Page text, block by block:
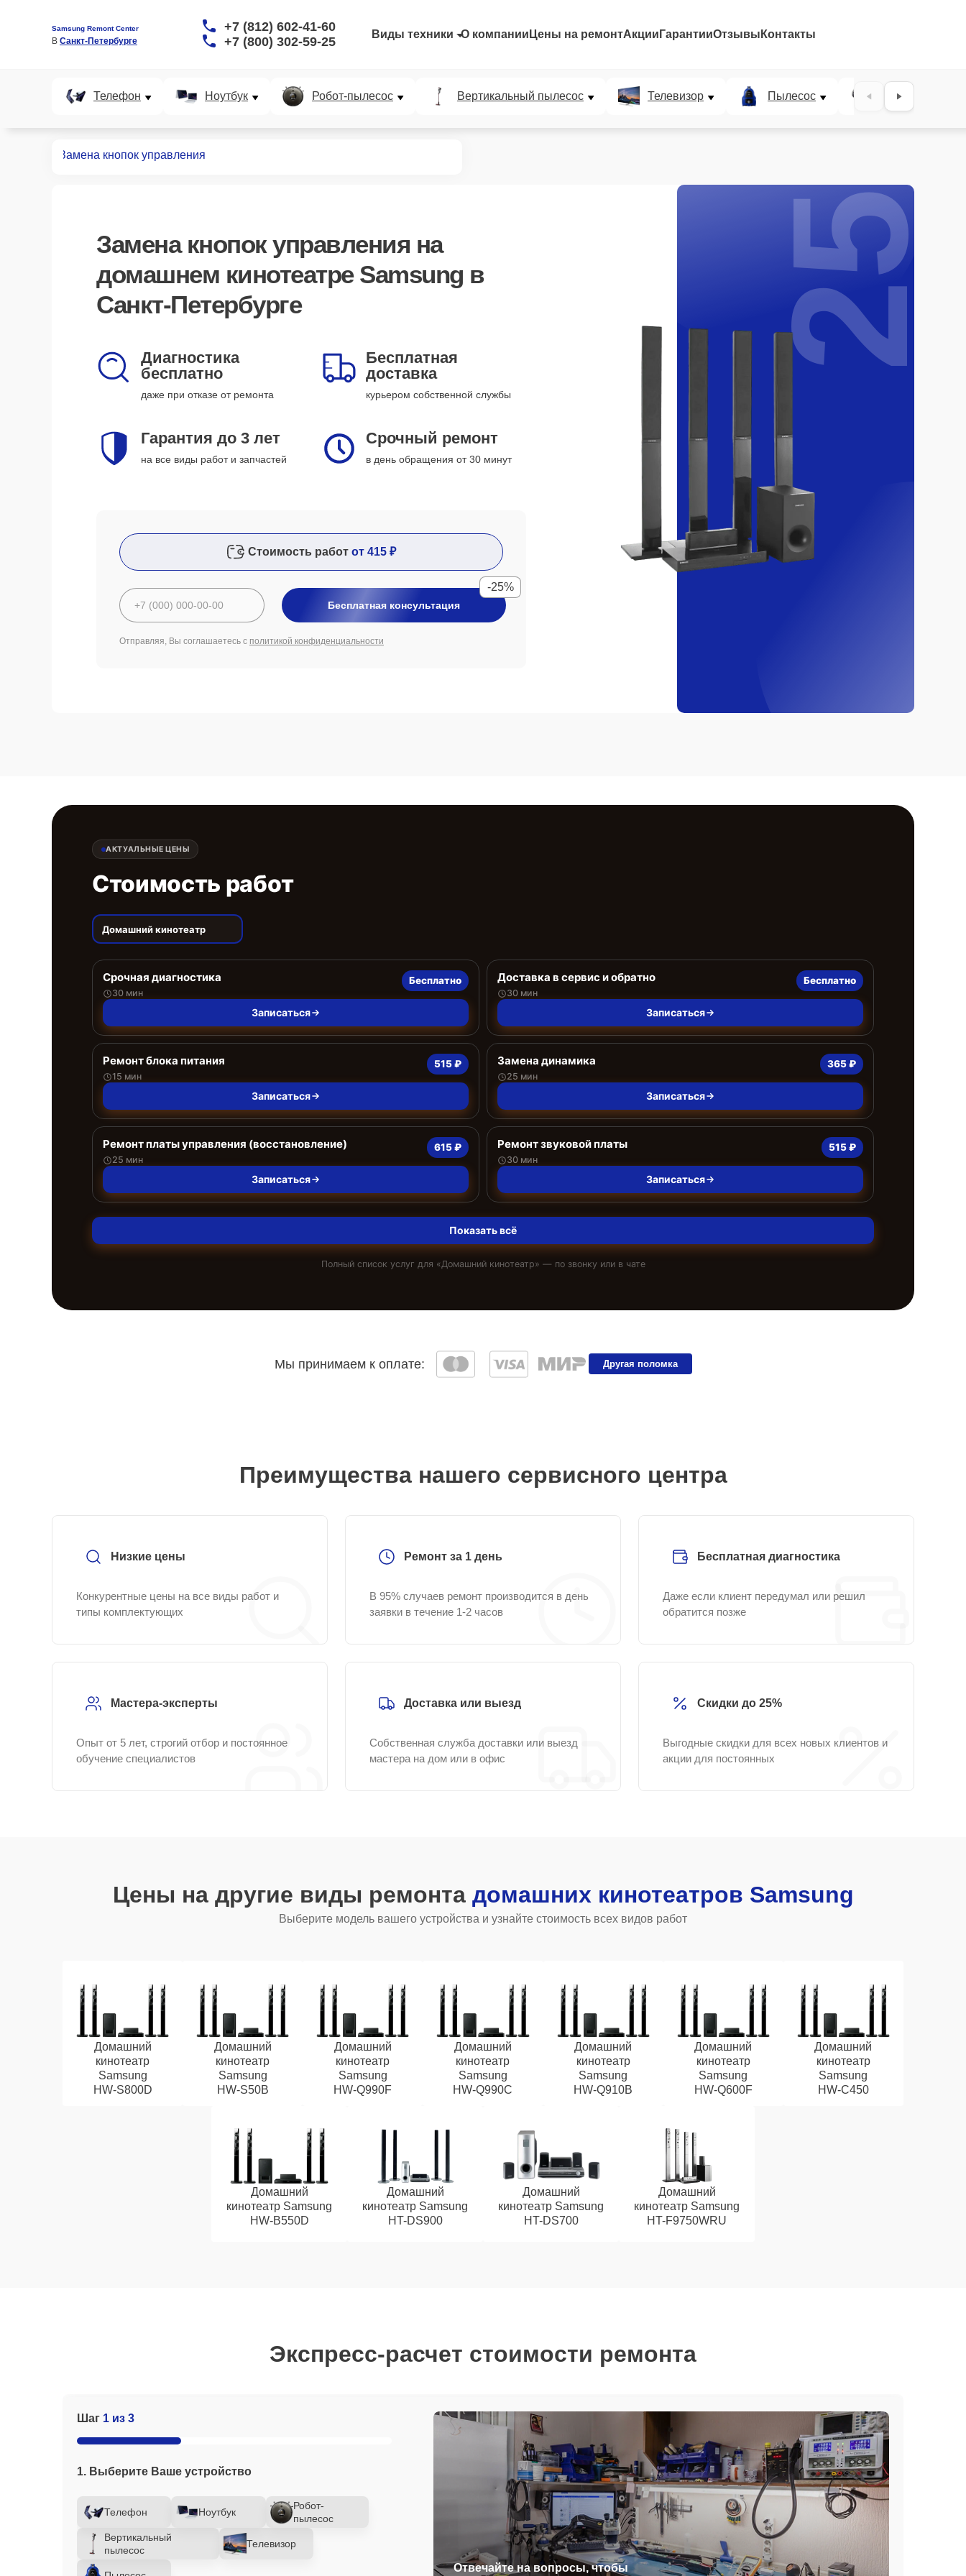
Samsung Remont Center
В Санкт-Петербурге
+7 (812) 602-41-60
+7 (800) 302-59-25
Виды техники О компании Цены на ремонтАкции ГарантииОтзывы Контакты
Телефон Ноутбук Робот-пылесос Вертикальный пылесос Телевизор Пылесос Проектор
Замена кнопок управления
Замена кнопок управления на
домашнем кинотеатре Samsung в
Санкт-Петербурге
Диагностика
бесплатно
даже при отказе от ремонта
Бесплатная
доставка
курьером собственной службы
Гарантия до 3 лет
на все виды работ и запчастей
Срочный ремонт
в день обращения от 30 минут
Стоимость работ от 415 ₽
Бесплатная консультация
-25%
Отправляя, Вы соглашаетесь с политикой конфиденциальности
25%
АКТУАЛЬНЫЕ ЦЕНЫ
Стоимость работ
Домашний кинотеатр
Срочная диагностика
30 мин
Бесплатно
Записаться
Доставка в сервис и обратно
30 мин
Бесплатно
Записаться
Ремонт блока питания
15 мин
515 ₽
Записаться
Замена динамика
25 мин
365 ₽
Записаться
Ремонт платы управления (восстановление)
25 мин
615 ₽
Записаться
Ремонт звуковой платы
30 мин
515 ₽
Записаться
Показать всё
Полный список услуг для «Домашний кинотеатр» — по звонку или в чате
Мы принимаем к оплате: Другая поломка
Преимущества нашего сервисного центра
Низкие цены
Конкурентные цены на все виды работ и
типы комплектующих
Ремонт за 1 день
В 95% случаев ремонт производится в день
заявки в течение 1-2 часов
Бесплатная диагностика
Даже если клиент передумал или решил
обратится позже
Мастера-эксперты
Опыт от 5 лет, строгий отбор и постоянное
обучение специалистов
Доставка или выезд
Собственная служба доставки или выезд
мастера на дом или в офис
Скидки до 25%
Выгодные скидки для всех новых клиентов и
акции для постоянных
Цены на другие виды ремонта домашних кинотеатров Samsung
Выберите модель вашего устройства и узнайте стоимость всех видов работ
Домашний
кинотеатр
Samsung
HW‑S800D
Домашний
кинотеатр
Samsung
HW‑S50B
Домашний
кинотеатр
Samsung
HW‑Q990F
Домашний
кинотеатр
Samsung
HW‑Q990C
Домашний
кинотеатр
Samsung
HW‑Q910B
Домашний
кинотеатр
Samsung
HW‑Q600F
Домашний
кинотеатр
Samsung
HW‑C450
Домашний
кинотеатр Samsung
HW‑B550D
Домашний
кинотеатр Samsung
HT-DS900
Домашний
кинотеатр Samsung
HT-DS700
Домашний
кинотеатр Samsung
HT-F9750WRU
Экспресс-расчет стоимости ремонта
Шаг 1 из 3
1. Выберите Ваше устройство
Телефон Ноутбук
Робот-
пылесос
Вертикальный
пылесос
Телевизор
Отвечайте на вопросы, чтобы